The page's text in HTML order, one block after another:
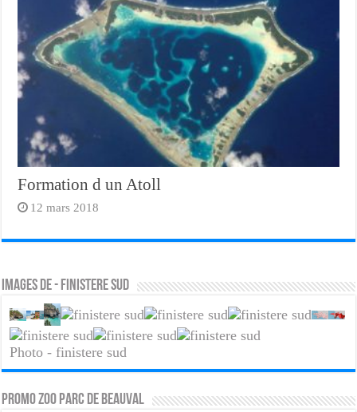
Formation d un Atoll
12 mars 2018
Images de - finistere sud
Photo - finistere sud
PROMO ZOO PARC DE BEAUVAL